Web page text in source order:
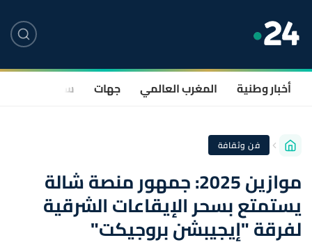
أخبار وطنية المغرب العالمي جهات سياسة
فن وثقافة
موازين 2025: جمهور منصة شالة
يستمتع بسحر الإيقاعات الشرقية
لفرقة "إيجيبشن بروجيكت"